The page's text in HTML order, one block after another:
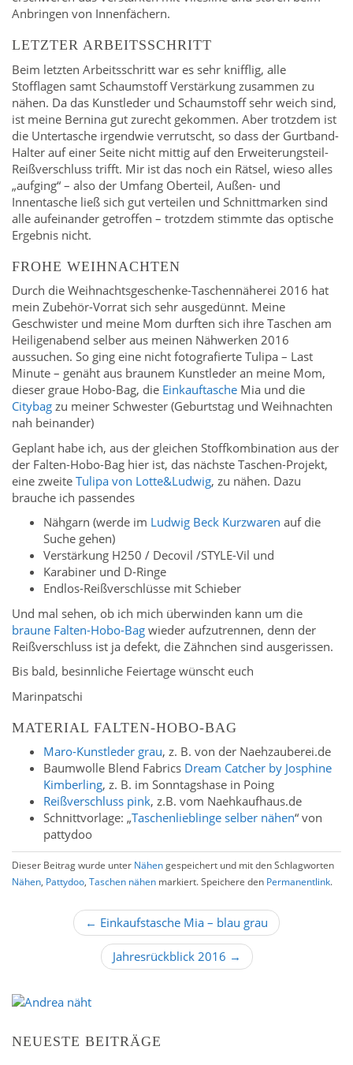
Anbringen von Innenfächern.
LETZTER ARBEITSSCHRITT
Beim letzten Arbeitsschritt war es sehr knifflig, alle
Stofflagen samt Schaumstoff Verstärkung zusammen zu
nähen. Da das Kunstleder und Schaumstoff sehr weich sind,
ist meine Bernina gut zurecht gekommen. Aber trotzdem ist
die Untertasche irgendwie verrutscht, so dass der Gurtband-
Halter auf einer Seite nicht mittig auf den Erweiterungsteil-
Reißverschluss trifft. Mir ist das noch ein Rätsel, wieso alles
„aufging“ – also der Umfang Oberteil, Außen- und
Innentasche ließ sich gut verteilen und Schnittmarken sind
alle aufeinander getroffen – trotzdem stimmte das optische
Ergebnis nicht.
FROHE WEIHNACHTEN
Durch die Weihnachtsgeschenke-Taschennäherei 2016 hat
mein Zubehör-Vorrat sich sehr ausgedünnt. Meine
Geschwister und meine Mom durften sich ihre Taschen am
Heiligenabend selber aus meinen Nähwerken 2016
aussuchen. So ging eine nicht fotografierte Tulipa – Last
Minute – genäht aus braunem Kunstleder an meine Mom,
dieser graue Hobo-Bag, die Einkauftasche Mia und die
Citybag zu meiner Schwester (Geburtstag und Weihnachten
nah beinander)
Geplant habe ich, aus der gleichen Stoffkombination aus der
der Falten-Hobo-Bag hier ist, das nächste Taschen-Projekt,
eine zweite Tulipa von Lotte&Ludwig, zu nähen. Dazu
brauche ich passendes
Nähgarn (werde im Ludwig Beck Kurzwaren auf die
Suche gehen)
Verstärkung H250 / Decovil /STYLE-Vil und
Karabiner und D-Ringe
Endlos-Reißverschlüsse mit Schieber
Und mal sehen, ob ich mich überwinden kann um die
braune Falten-Hobo-Bag wieder aufzutrennen, denn der
Reißverschluss ist ja defekt, die Zähnchen sind ausgerissen.
Bis bald, besinnliche Feiertage wünscht euch
Marinpatschi
MATERIAL FALTEN-HOBO-BAG
Maro-Kunstleder grau, z. B. von der Naehzauberei.de
Baumwolle Blend Fabrics Dream Catcher by Josphine
Kimberling, z. B. im Sonntagshase in Poing
Reißverschluss pink, z.B. vom Naehkaufhaus.de
Schnittvorlage: „Taschenlieblinge selber nähen“ von
pattydoo
Dieser Beitrag wurde unter Nähengespeichert und mit den Schlagworten
Nähen, Pattydoo, Taschen nähen markiert. Speichere den Permanentlink.
r
g
← Einkaufstasche Mia – blau grau
Jahresrückblick 2016 →
NEUESTE BEITRÄGE